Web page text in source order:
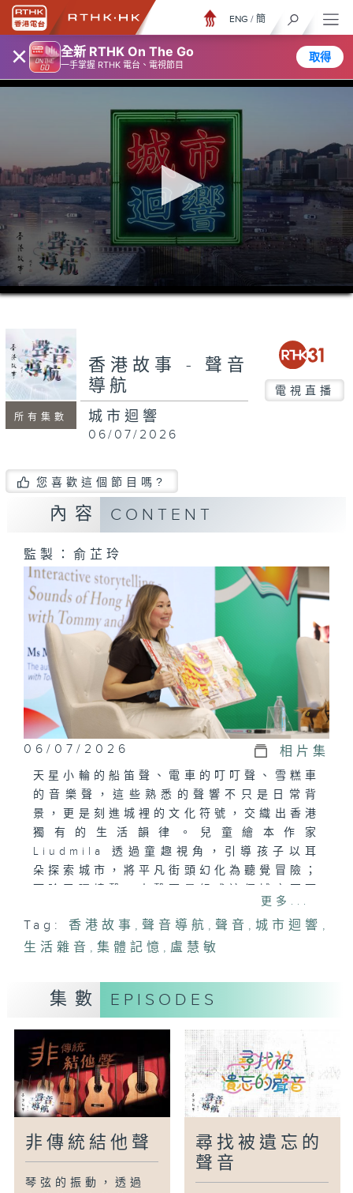
× 全新 RTHK On The Go
一手掌握 RTHK 電台、電視節目
取得
ENG / 簡
0
seconds
7
seconds
所有集數
香港故事 - 聲音
導航
電視直播
城市迴響
06/07/2026
您喜歡這個節目嗎?
內容 CONTENT
監製：俞芷玲
06/07/2026 相片集
天星小輪的船笛聲、電車的叮叮聲、雪糕車
的音樂聲，這些熟悉的聲響不只是日常背
景，更是刻進城裡的文化符號，交織出香港
獨有的生活韻律。兒童繪本作家
Liudmila 透過童趣視角，引導孩子以耳
朵探索城市，將平凡街頭幻化為聽覺冒險；
或缺的元素；梁少霞Sharon 以超過三十
年的配音生涯，陪伴了幾代香港人的童年；
廖浩賢則以極速的講馬旁述，展現出香港最
這些往往被忽略的聲音，實則承載著厚實的
集體記憶。節目將帶領觀眾撥開都市喧囂，
的香港色彩。
更多...
Tag: 香港故事 , 聲音導航 , 聲音 ,城市迴響 ,
生活雜音 ,集體記憶 , 盧慧敏
集數 EPISODES
非傳統結他聲
琴弦的振動，透過
尋找被遺忘的
聲音